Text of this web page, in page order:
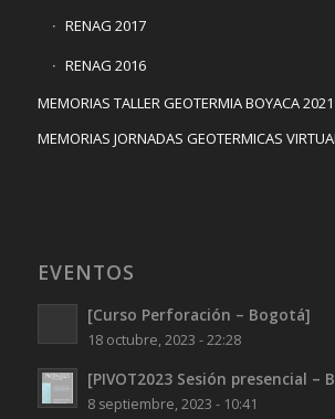
RENAG 2017
RENAG 2016
MEMORIAS TALLER GEOTERMIA BOYACA 2021
MEMORIAS JORNADAS GEOTERMICAS
EVENTOS
[Curso Perforación – Bogotá]
18 octubre, 2023 - 22:28
[PIVOT2023 Sesión presencial –
8 septiembre, 2023 - 10:41